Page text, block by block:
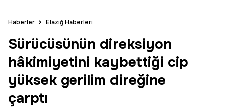
Haberler Elazığ Haberleri
Sürücüsünün direksiyon
hâkimiyetini kaybettiği cip
yüksek gerilim direğine
çarptı